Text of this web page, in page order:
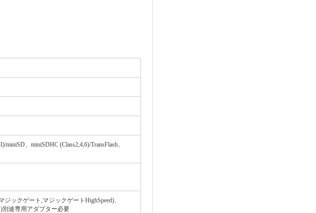
、miniSDHC (Class2,4,6)/TransFlash、
ックゲート,マジックゲートHighSpeed)、
別途専用アダプター必要